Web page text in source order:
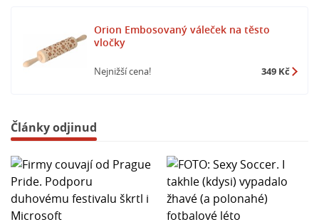
Orion Embosovaný váleček na těsto
vločky
Nejnižší cena! 349 Kč
Články odjinud